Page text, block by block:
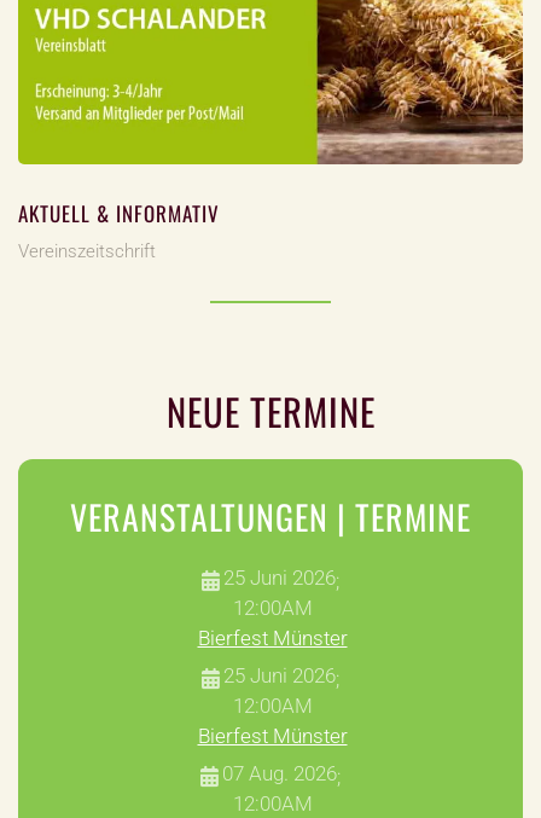
AKTUELL & INFORMATIV
Vereinszeitschrift
NEUE TERMINE
VERANSTALTUNGEN | TERMINE
25 Juni 2026;
12:00AM
Bierfest Münster
25 Juni 2026;
12:00AM
Bierfest Münster
07 Aug. 2026;
12:00AM